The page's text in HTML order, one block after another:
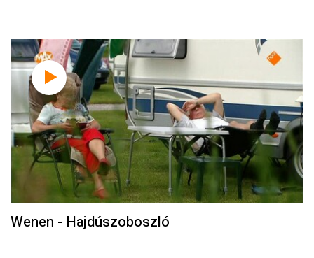
Wenen - Hajdúszoboszló